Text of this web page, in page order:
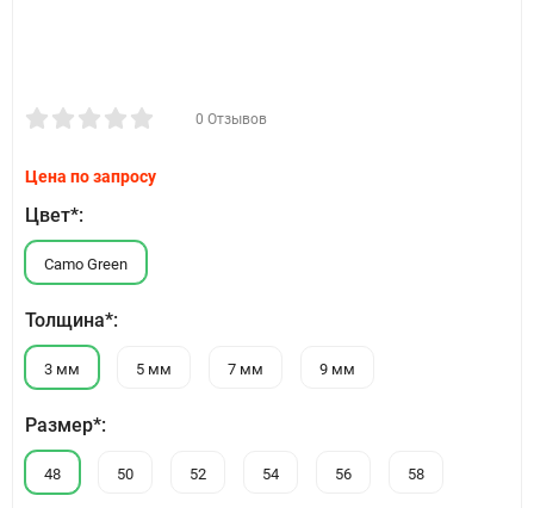
0 Отзывов
Цена по запросу
Цвет*:
Camo Green
Толщина*:
3 мм 5 мм 7 мм 9 мм
Размер*:
48 50 52 54 56 58